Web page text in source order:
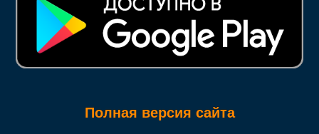
Полная версия сайта